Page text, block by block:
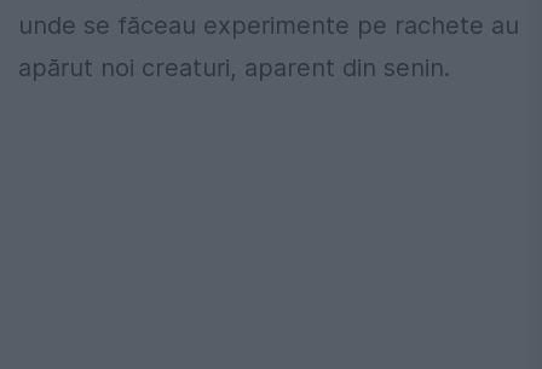
unde se făceau experimente pe rachete au
apărut noi creaturi, aparent din senin.